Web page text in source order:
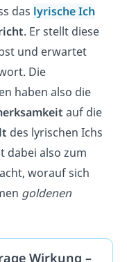
das lyrische Ich
. Er stellt diese
und erwartet
Die
haben also die
auf die
des lyrischen Ichs
dabei also zum
worauf sich
goldenen
Wirkung –